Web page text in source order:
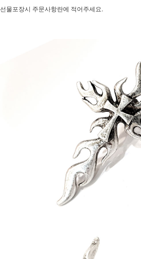
선물포장시 주문사항란에 적어주세요.